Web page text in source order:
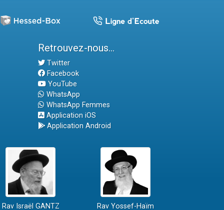
Retrouvez-nous...
Twitter
Facebook
YouTube
WhatsApp
WhatsApp Femmes
Application iOS
Application Android
Rav Israël GANTZ Rav Yossef-Haïm